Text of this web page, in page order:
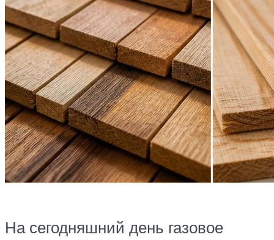
На сегодняшний день газовое